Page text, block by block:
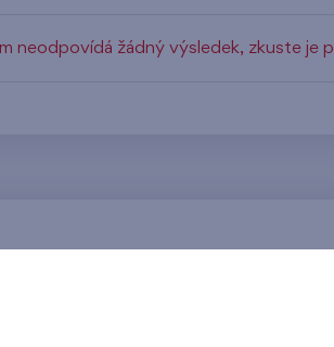
neodpovídá žádný výsledek, zkuste je